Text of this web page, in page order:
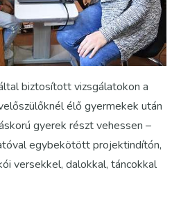
biztosított vizsgálatokon a
élő gyermekek után
gyerek részt vehessen –
egybekötött projektindítón,
versekkel, dalokkal, táncokkal